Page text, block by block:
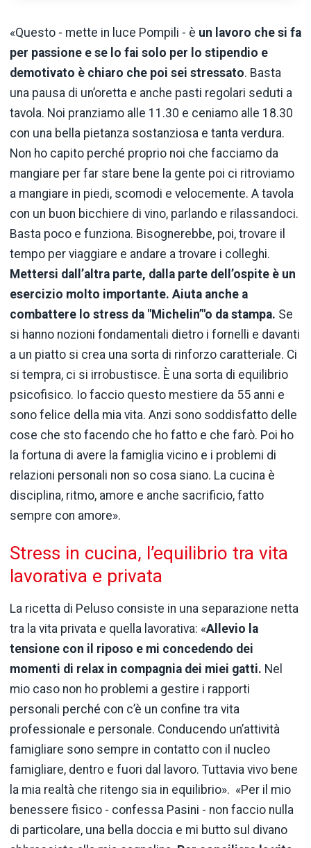
«Questo - mette in luce Pompili - è un lavoro che si fa
per passione e se lo fai solo per lo stipendio e
demotivato è chiaro che poi sei stressato. Basta
una pausa di un’oretta e anche pasti regolari seduti a
tavola. Noi pranziamo alle 11.30 e ceniamo alle 18.30
con una bella pietanza sostanziosa e tanta verdura.
Non ho capito perché proprio noi che facciamo da
mangiare per far stare bene la gente poi ci ritroviamo
a mangiare in piedi, scomodi e velocemente. A tavola
con un buon bicchiere di vino, parlando e rilassandoci.
Basta poco e funziona. Bisognerebbe, poi, trovare il
tempo per viaggiare e andare a trovare i colleghi.
Mettersi dall’altra parte, dalla parte dell’ospite è un
esercizio molto importante. Aiuta anche a
combattere lo stress da "Michelin’"o da stampa. Se
si hanno nozioni fondamentali dietro i fornelli e davanti
a un piatto si crea una sorta di rinforzo caratteriale. Ci
si tempra, ci si irrobustisce. È una sorta di equilibrio
psicofisico. Io faccio questo mestiere da 55 anni e
sono felice della mia vita. Anzi sono soddisfatto delle
cose che sto facendo che ho fatto e che farò. Poi ho
la fortuna di avere la famiglia vicino e i problemi di
relazioni personali non so cosa siano. La cucina è
disciplina, ritmo, amore e anche sacrificio, fatto
sempre con amore».
Stress in cucina, l’equilibrio tra vita
lavorativa e privata
La ricetta di Peluso consiste in una separazione netta
tra la vita privata e quella lavorativa: «Allevio la
tensione con il riposo e mi concedendo dei
momenti di relax in compagnia dei miei gatti. Nel
mio caso non ho problemi a gestire i rapporti
personali perché con c’è un confine tra vita
professionale e personale. Conducendo un’attività
famigliare sono sempre in contatto con il nucleo
famigliare, dentro e fuori dal lavoro. Tuttavia vivo bene
la mia realtà che ritengo sia in equilibrio». «Per il mio
benessere fisico - confessa Pasini - non faccio nulla
di particolare, una bella doccia e mi butto sul divano